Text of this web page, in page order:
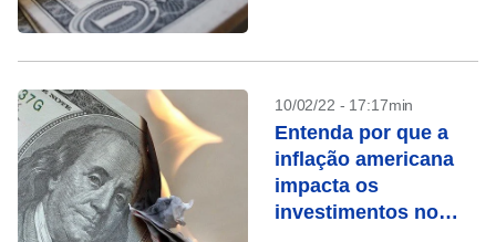
10/02/22 - 17:17min
Entenda por que a
inflação americana
impacta os
investimentos no